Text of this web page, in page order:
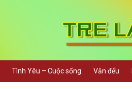
Tình Yêu – Cuộc sống Văn đểu